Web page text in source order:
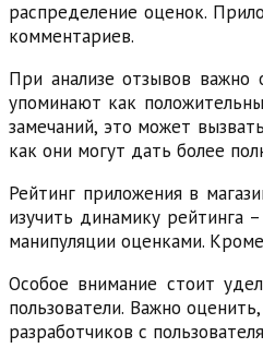
распределение оценок.
комментариев.
При анализе отзывов важно
упоминают как
замечаний, это может
как они могут дать более
Рейтинг приложения в
изучить динамику рейтинга
манипуляции оценками.
Особое внимание стоит
пользователи. Важно
разработчиков с